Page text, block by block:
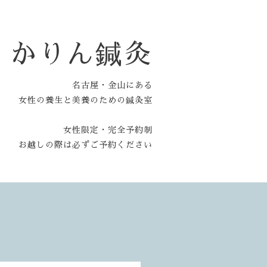
かりん鍼灸
名古屋・金山にある
女性の養生と美養のための鍼灸室
女性限定・完全予約制
お越しの際は必ずご予約ください